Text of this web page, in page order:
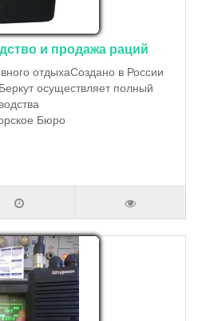
и продажа раций
отдыхаСоздано в России
осуществляет полный
Бюро